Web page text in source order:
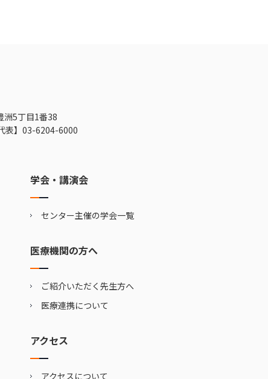
5丁目1番38
】 03-6204-6000
学会・講演会
センター主催の学会一覧
医療機関の方へ
ご紹介いただく先生方へ
医療連携について
アクセス
アクセスについて